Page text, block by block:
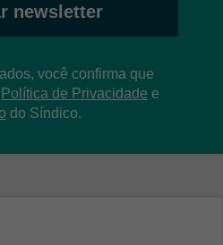
newsletter
você confirma que
Política de Privacidade e
do Síndico.